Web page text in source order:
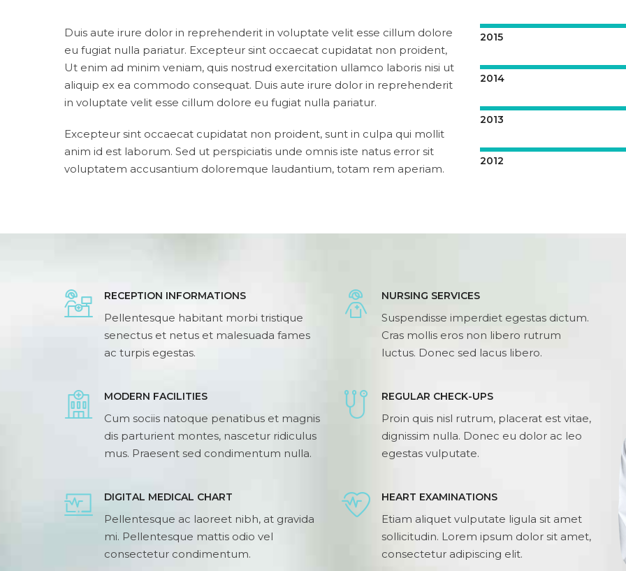
Duis aute irure dolor in reprehenderit in voluptate velit esse cillum dolore
eu fugiat nulla pariatur. Excepteur sint occaecat cupidatat non proident,
Ut enim ad minim veniam, quis nostrud exercitation ullamco laboris nisi ut
aliquip ex ea commodo consequat. Duis aute irure dolor in reprehenderit
in voluptate velit esse cillum dolore eu fugiat nulla pariatur.
Excepteur sint occaecat cupidatat non proident, sunt in culpa qui mollit
anim id est laborum. Sed ut perspiciatis unde omnis iste natus error sit
voluptatem accusantium doloremque laudantium, totam rem aperiam.
2015
2014
2013
2012
RECEPTION INFORMATIONS
Pellentesque habitant morbi tristique
senectus et netus et malesuada fames
ac turpis egestas.
MODERN FACILITIES
Cum sociis natoque penatibus et magnis
dis parturient montes, nascetur ridiculus
mus. Praesent sed condimentum nulla.
DIGITAL MEDICAL CHART
Pellentesque ac laoreet nibh, at gravida
mi. Pellentesque mattis odio vel
consectetur condimentum.
NURSING SERVICES
Suspendisse imperdiet egestas dictum.
Cras mollis eros non libero rutrum
luctus. Donec sed lacus libero.
REGULAR CHECK-UPS
Proin quis nisl rutrum, placerat est vitae,
dignissim nulla. Donec eu dolor ac leo
egestas vulputate.
HEART EXAMINATIONS
Etiam aliquet vulputate ligula sit amet
sollicitudin. Lorem ipsum dolor sit amet,
consectetur adipiscing elit.